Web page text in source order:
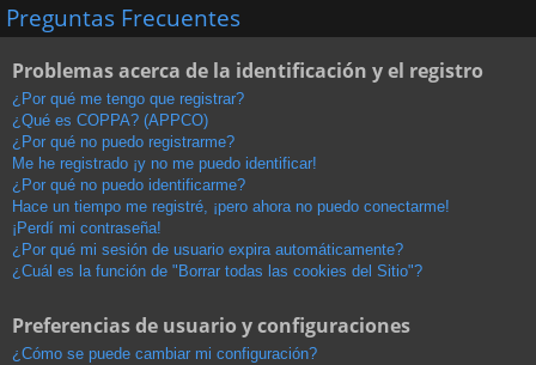
s
Preguntas Frecuentes
Problemas acerca de la identificación y el registro
¿Por qué me tengo que registrar?
¿Qué es COPPA? (APPCO)
¿Por qué no puedo registrarme?
Me he registrado ¡y no me puedo identificar!
¿Por qué no puedo identificarme?
Hace un tiempo me registré, ¡pero ahora no puedo conectarme!
¡Perdí mi contraseña!
¿Por qué mi sesión de usuario expira automáticamente?
¿Cuál es la función de "Borrar todas las cookies del Sitio"?
Preferencias de usuario y configuraciones
¿Cómo se puede cambiar mi configuración?